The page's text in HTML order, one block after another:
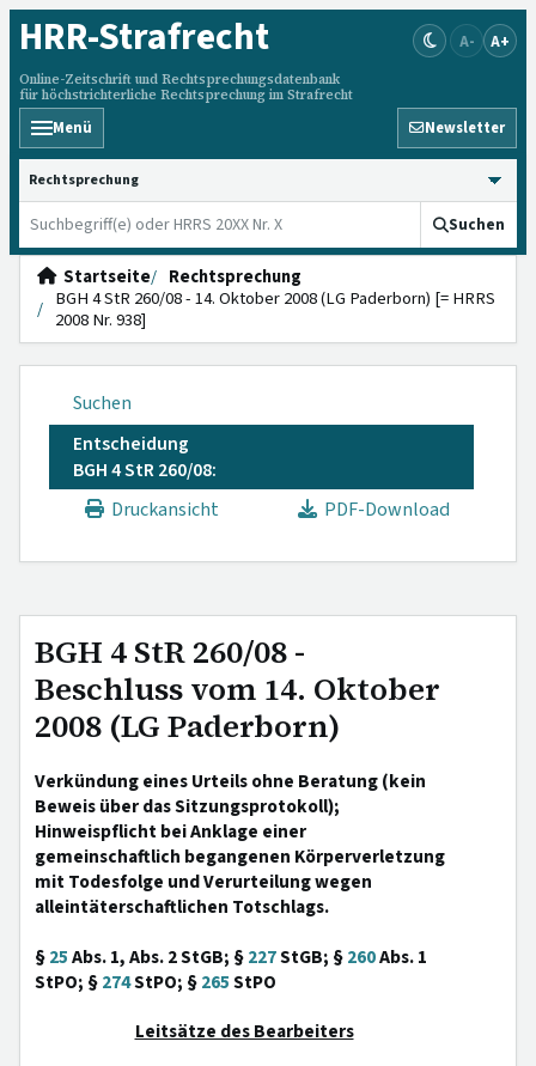
HRR-Strafrecht
Online-Zeitschrift und Rechtsprechungsdatenbank
für höchstrichterliche Rechtsprechung im Strafrecht
A- A+
Menü Newsletter
HRRS durchsuchen
Suchen
Startseite
Rechtsprechung
BGH 4 StR 260/08 - 14. Oktober 2008 (LG Paderborn) [= HRRS
2008 Nr. 938]
Suchen
Entscheidung
BGH 4 StR 260/08:
Druckansicht
PDF-Download
BGH 4 StR 260/08 -
Beschluss vom 14. Oktober
2008 (LG Paderborn)
Verkündung eines Urteils ohne Beratung (kein
Beweis über das Sitzungsprotokoll);
Hinweispflicht bei Anklage einer
gemeinschaftlich begangenen Körperverletzung
mit Todesfolge und Verurteilung wegen
alleintäterschaftlichen Totschlags.
§25Abs. 1, Abs. 2 StGB; §227StGB; §260Abs. 1
StPO; §274StPO; §265StPO
Leitsätze des Bearbeiters